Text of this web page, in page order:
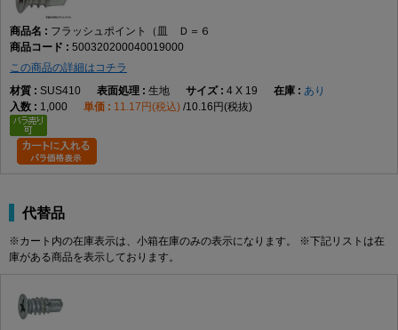
フラッシュポイント（皿 Ｄ＝６
500320200040019000
この商品の詳細はコチラ
SUS410
生地 4 X 19
あり
1,000
11.17円(税込) 10.16円(税抜)
代替品
※カート内の在庫表示は、小箱在庫のみの表示になります。 ※下記リストは在
庫がある商品を表示しております。